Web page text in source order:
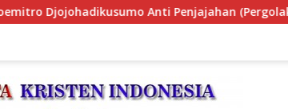
Ekonomi Politik Indonesia) &